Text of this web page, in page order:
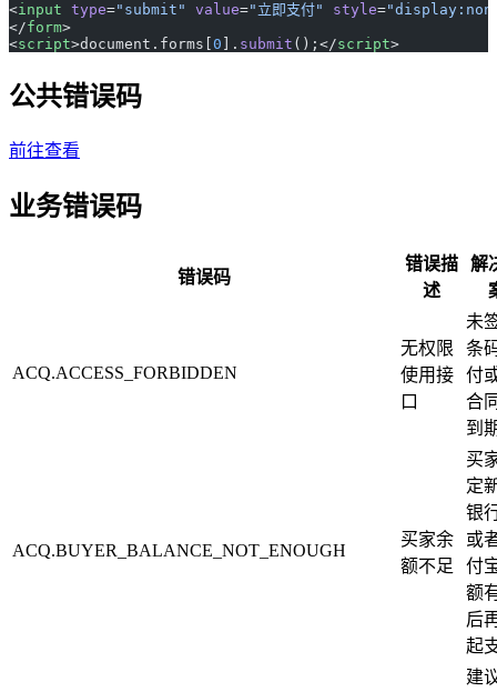
<input type="submit" value="立即支付" style=
</form>
<script>document.forms[ 0 ]. submit ();</script>
公共错误码
前往查看
业务错误码
错误码
错误描
述
解
ACQ.ACCESS_FORBIDDEN
无权限
使用接
口
未
条
付
合
到
ACQ.BUYER_BALANCE_NOT_ENOUGH
买家余
额不足
买
定
银
或
付
额
后
起
建